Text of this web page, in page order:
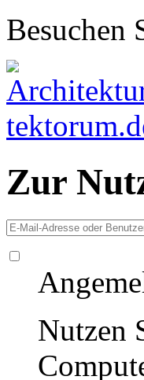
Besuchen
Zur
Nutzen